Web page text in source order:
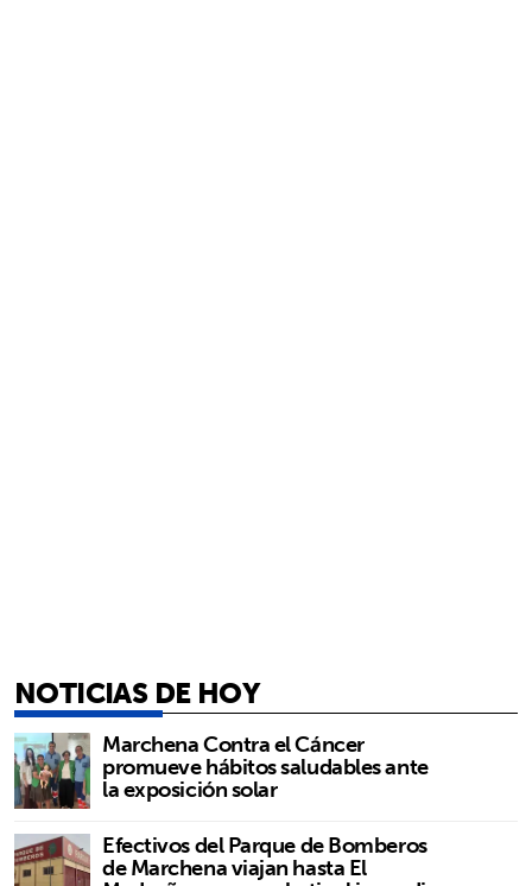
NOTICIAS DE HOY
Marchena Contra el Cáncer
promueve hábitos saludables ante
la exposición solar
Efectivos del Parque de Bomberos
de Marchena viajan hasta El